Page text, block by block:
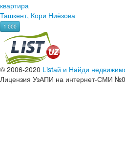
квартира
Ташкент, Кори Ниёзова
1 000
© 2006-2020 Listай и Найди
Лицензия УзАПИ на интернет-СМИ